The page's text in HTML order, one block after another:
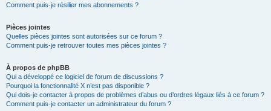
Comment puis-je résilier mes abonnements ?
Pièces jointes
Quelles pièces jointes sont autorisées sur ce forum ?
Comment puis-je retrouver toutes mes pièces jointes ?
À propos de phpBB
Qui a développé ce logiciel de forum de discussions ?
Pourquoi la fonctionnalité X n’est pas disponible ?
Qui dois-je contacter à propos de problèmes d’abus ou d’ordres légaux liés à ce forum ?
Comment puis-je contacter un administrateur du forum ?